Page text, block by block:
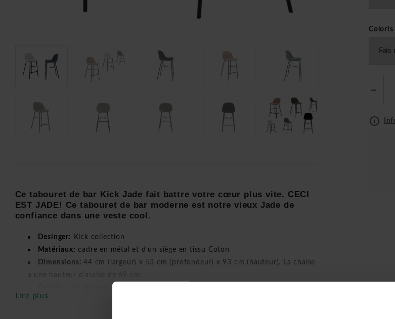
Ce tabouret de bar Kick Jade fait battre votre cœur plus vite. CECI
EST JADE! Ce tabouret de bar moderne est notre vieux Jade de
confiance dans une veste cool.
Desinger:
Kick collection
Matériaux: cadre en métal et d'un siège en tissu Coton
Dimensions:44 cm (largeur) x 53 cm (profondeur) x 93 cm (hauteur). La chaise
a une hauteur d'assise de 69 cm.
Convient aux tables hautes ou aux îlots de cuisine de 85 à 100 cm de haut
Lire plus
Coloris